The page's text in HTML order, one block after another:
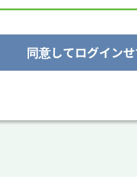
同意してログイン